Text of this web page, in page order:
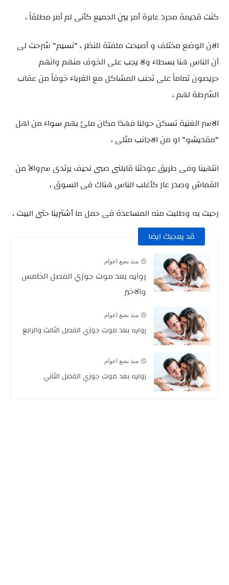
كنت قديمة مجرد عابرة أمر بين الجميع كأنى لم أمر مطلقاً ،
الان الوضع مختلف و أصبحت ملفتة للنظر ، "نسيم" شرحت لى
أن الناس هنا بسطاء ولا يجب على الخوف منهم وانهم
حريصون تماماً على تجنب المشاكل مع الغرباء خوفاً من عقاب
الشرطة لهم ،
الاسر الغنية تسكن حولنا فهذا مكان ملئ بهم سواء من اهل
"مقديشو" او من الاجانب مثلى ،
انتهينا وفى طريق عودتنا قابلنى صبى نحيف يرتدى سروالاً من
القماش وصدر عار كأغلب الناس هناك فى السوق ،
رحبت به وطلبت منه المساعدة فى حمل ما أشترينا حتى البيت ،
قد يعجبك ايضا
منذ بضع اعوام
روايه بعد موت جوزي الفصل الخامس
والاخير
منذ بضع اعوام
روايه بعد موت جوزي الفصل الثالث والرابع
منذ بضع اعوام
روايه بعد موت جوزي الفصل الثاني